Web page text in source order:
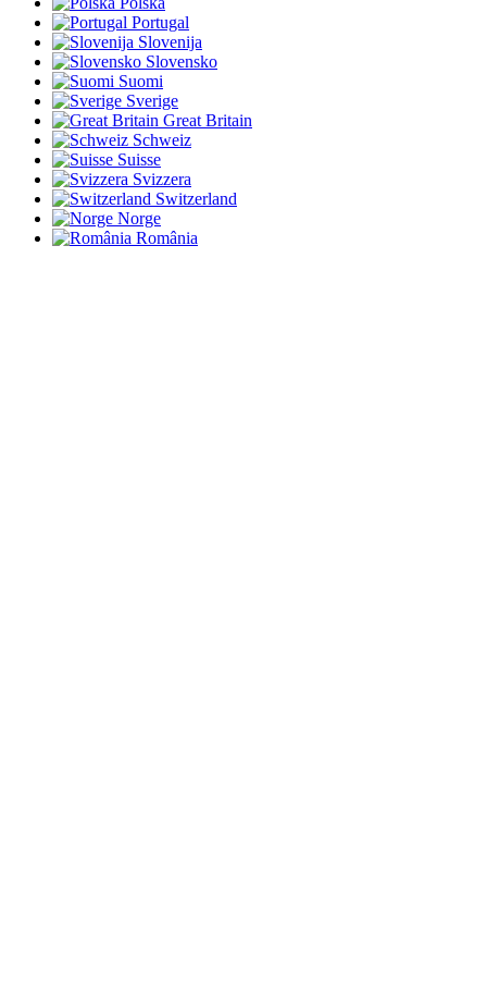
Portugal
Slovenija
Slovensko
Suomi
Sverige
Great Britain
Schweiz
Suisse
Svizzera
Switzerland
Norge
România